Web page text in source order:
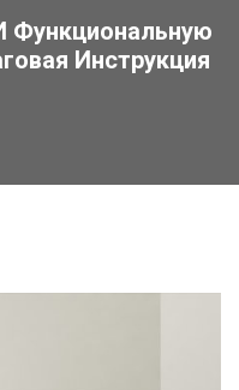
Инструкция